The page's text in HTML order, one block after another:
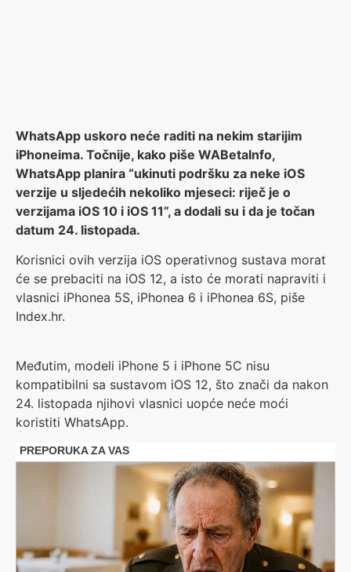
WhatsApp uskoro neće raditi na nekim starijim
iPhoneima. Točnije, kako piše WABetaInfo,
WhatsApp planira “ukinuti podršku za neke iOS
verzije u sljedećih nekoliko mjeseci: riječ je o
verzijama iOS 10 i iOS 11”, a dodali su i da je točan
datum 24. listopada.
Korisnici ovih verzija iOS operativnog sustava morat
će se prebaciti na iOS 12, a isto će morati napraviti i
vlasnici iPhonea 5S, iPhonea 6 i iPhonea 6S, piše
Index.hr.
Međutim, modeli iPhone 5 i iPhone 5C nisu
kompatibilni sa sustavom iOS 12, što znači da nakon
24. listopada njihovi vlasnici uopće neće moći
koristiti WhatsApp.